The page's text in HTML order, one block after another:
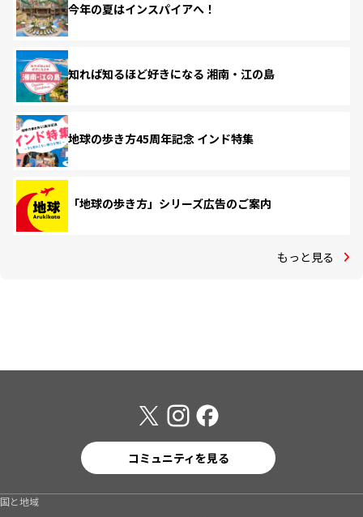
今年の夏はインスパイアへ！
知れば知るほど好きになる 湘南・江の島
地球の歩き方45周年記念 インド特集
「地球の歩き方」シリーズ広告のご案内
もっと見る
コミュニティを見る
国と地域